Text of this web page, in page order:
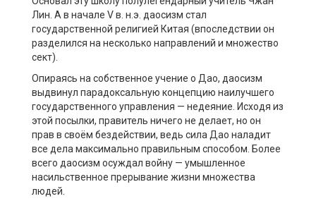
Лин. А в начале V в. н.э. даосизм стал
государственной религией Китая (впоследствии он
разделился на несколько направлений и множество
сект).
Опираясь на собственное учение о Дао, даосизм
выдвинул парадоксальную концепцию наилучшего
государственного управления — недеяние. Исходя из
этой посылки, правитель ничего не делает, но он
прав в своём бездействии, ведь сила Дао наладит
все дела максимально правильным способом. Более
всего даосизм осуждал войну — умышленное
насильственное прерывание жизни множества
людей.